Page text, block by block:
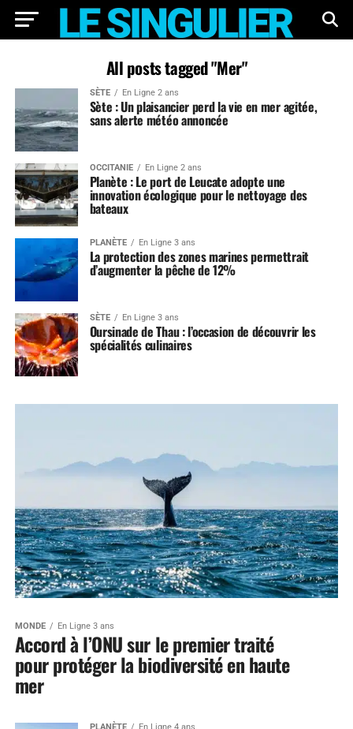
All posts tagged "Mer"
SÈTE En Ligne 2 ans
Sète : Un plaisancier perd la vie en mer agitée,
sans alerte météo annoncée
OCCITANIE En Ligne 2 ans
Planète : Le port de Leucate adopte une
innovation écologique pour le nettoyage des
bateaux
PLANÈTE En Ligne 3 ans
La protection des zones marines permettrait
d’augmenter la pêche de 12%
SÈTE En Ligne 3 ans
Oursinade de Thau : l’occasion de découvrir les
spécialités culinaires
MONDE En Ligne 3 ans
Accord à l’ONU sur le premier traité
pour protéger la biodiversité en haute
mer